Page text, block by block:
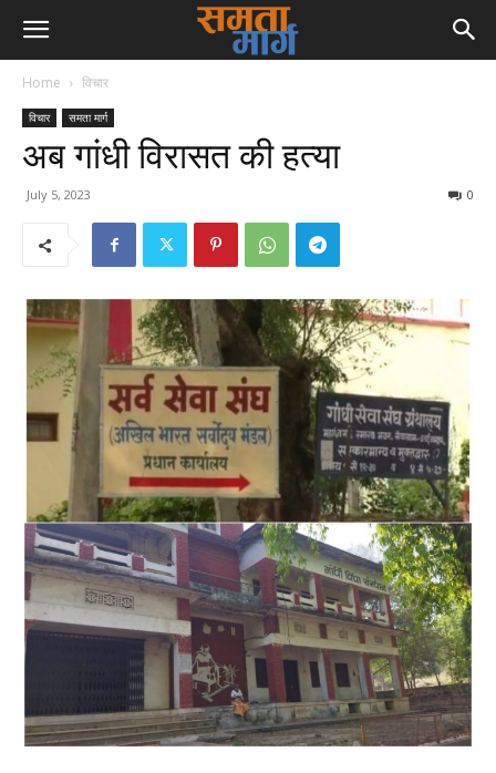
Home विचार
विचार समता मार्ग
अब गांधी विरासत की हत्या
July 5, 2023 0